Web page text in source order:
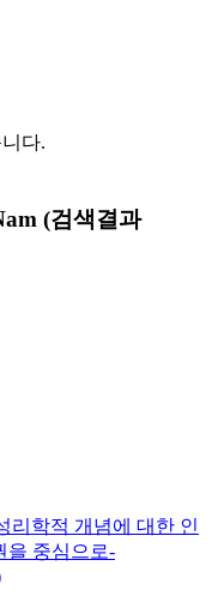
다.
(검색결과
리학적 개념에 대한 인
을 중심으로-